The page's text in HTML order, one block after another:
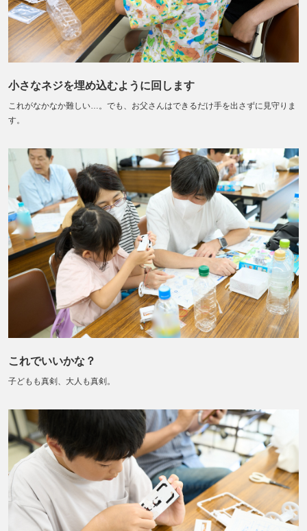
小さなネジを埋め込むように回します
これがなかなか難しい…。でも、お父さんはできるだけ手を出さずに見守りま
す。
これでいいかな？
子どもも真剣、大人も真剣。